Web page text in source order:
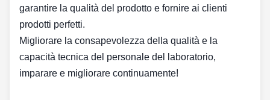
garantire la qualità del prodotto e fornire ai clienti
prodotti perfetti.
Migliorare la consapevolezza della qualità e la
capacità tecnica del personale del laboratorio,
imparare e migliorare continuamente!